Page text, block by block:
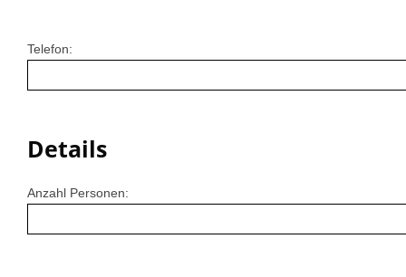
Telefon:
Details
Anzahl Personen: